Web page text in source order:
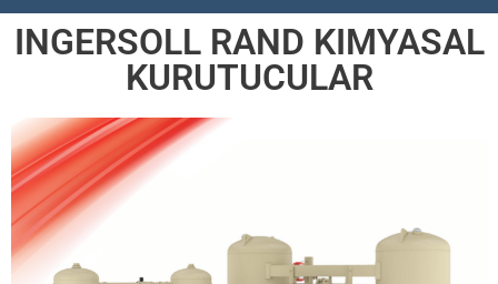
INGERSOLL RAND KIMYASAL
KURUTUCULAR